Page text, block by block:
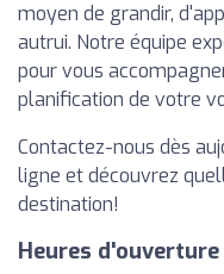
moyen de grandir,
autrui. Notre équipe
pour vous
planification de votre
Contactez-nous dès
ligne et découvrez
destination!
Heures d'ouverture